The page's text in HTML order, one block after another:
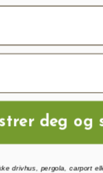
deg og
drivhus, pergola, carport